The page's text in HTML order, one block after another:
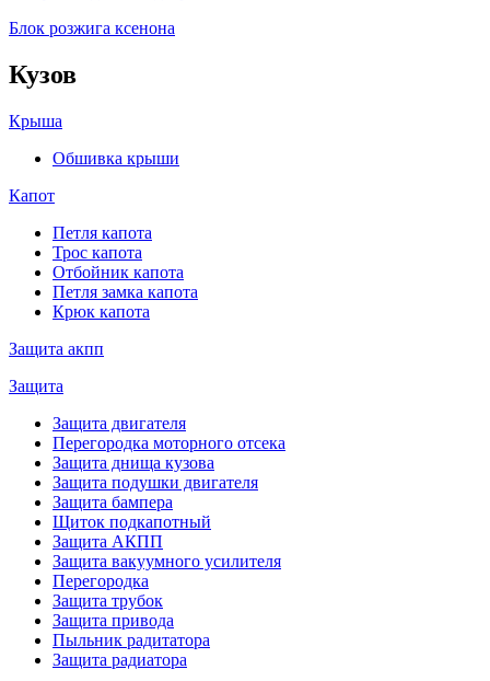
Блок розжига ксенона
Кузов
Крыша
Обшивка крыши
Капот
Петля капота
Трос капота
Отбойник капота
Петля замка капота
Крюк капота
Защита акпп
Защита
Защита двигателя
Перегородка моторного отсека
Защита днища кузова
Защита подушки двигателя
Защита бампера
Щиток подкапотный
Защита АКПП
Защита вакуумного усилителя
Перегородка
Защита трубок
Защита привода
Пыльник радитатора
Защита радиатора